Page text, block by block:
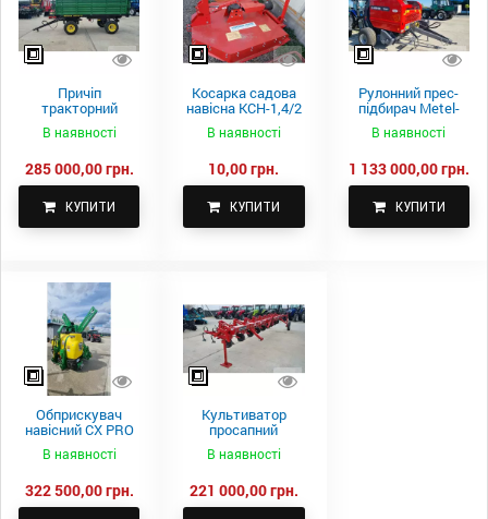
Причіп
тракторний
самоскидний
Spike 2 ПТС-4
В наявності
285 000,00 грн.
КУПИТИ
Косарка садова
навісна КСН-1,4/2
В наявності
10,00 грн.
КУПИТИ
Рулонний прес-
підбирач Metel-
Fach Z 587
В наявності
1 133 000,00 грн.
КУПИТИ
Обприскувач
навісний CX PRO
В наявності
322 500,00 грн.
Культиватор
просапний
КПН-5,6-05
В наявності
221 000,00 грн.